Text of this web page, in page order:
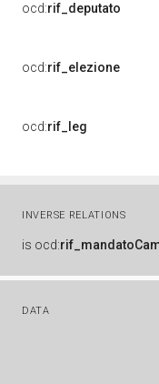
ocd:rif_deputato
ocd:rif_elezione
ocd:rif_leg
INVERSE RELATIONS
is ocd:
DATA